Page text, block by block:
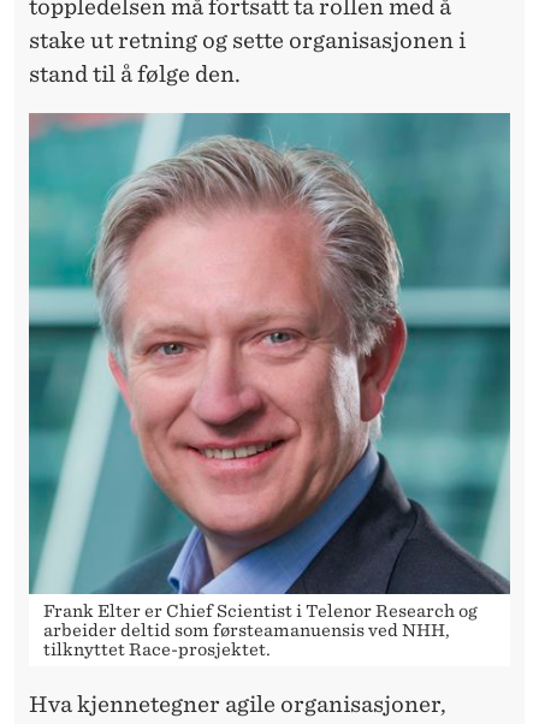
toppledelsen må fortsatt ta rollen med å
stake ut retning og sette organisasjonen i
stand til å følge den.
Frank Elter er Chief Scientist i Telenor Research og
arbeider deltid som førsteamanuensis ved NHH,
tilknyttet Race-prosjektet.
Hva kjennetegner agile organisasjoner,